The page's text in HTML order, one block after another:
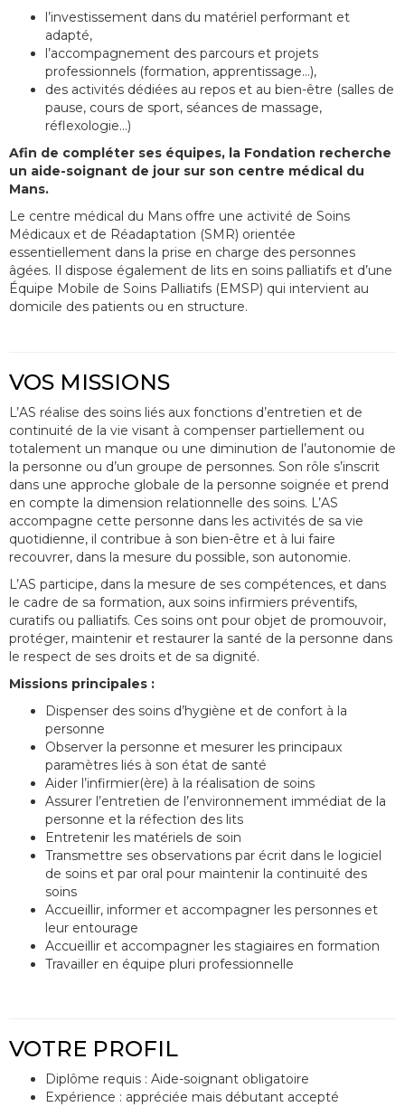
l’investissement dans du matériel performant et
adapté,
l’accompagnement des parcours et projets
professionnels (formation, apprentissage…),
des activités dédiées au repos et au bien-être (salles de
pause, cours de sport, séances de massage,
réflexologie…)
Afin de compléter ses équipes, la Fondation recherche
un aide-soignant de jour sur son centre médical du
Mans.
Le centre médical du Mans offre une activité de Soins
Médicaux et de Réadaptation (SMR) orientée
essentiellement dans la prise en charge des personnes
âgées. Il dispose également de lits en soins palliatifs et d’une
Équipe Mobile de Soins Palliatifs (EMSP) qui intervient au
domicile des patients ou en structure.
VOS MISSIONS
L’AS réalise des soins liés aux fonctions d’entretien et de
continuité de la vie visant à compenser partiellement ou
totalement un manque ou une diminution de l’autonomie de
la personne ou d’un groupe de personnes. Son rôle s’inscrit
dans une approche globale de la personne soignée et prend
en compte la dimension relationnelle des soins. L’AS
accompagne cette personne dans les activités de sa vie
quotidienne, il contribue à son bien-être et à lui faire
recouvrer, dans la mesure du possible, son autonomie.
L’AS participe, dans la mesure de ses compétences, et dans
le cadre de sa formation, aux soins infirmiers préventifs,
curatifs ou palliatifs. Ces soins ont pour objet de promouvoir,
protéger, maintenir et restaurer la santé de la personne dans
le respect de ses droits et de sa dignité.
Missions principales :
Dispenser des soins d’hygiène et de confort à la
personne
Observer la personne et mesurer les principaux
paramètres liés à son état de santé
Aider l’infirmier(ère) à la réalisation de soins
Assurer l’entretien de l’environnement immédiat de la
personne et la réfection des lits
Entretenir les matériels de soin
Transmettre ses observations par écrit dans le logiciel
de soins et par oral pour maintenir la continuité des
soins
Accueillir, informer et accompagner les personnes et
leur entourage
Accueillir et accompagner les stagiaires en formation
Travailler en équipe pluri professionnelle
VOTRE PROFIL
Diplôme requis : Aide-soignant obligatoire
Expérience : appréciée mais débutant accepté